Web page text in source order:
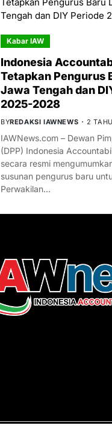
Kabar IAW
Indonesia
Tetapkan Pengurus
Jawa Tengah dan
2025-2028
BYREDAKSI IAWNEWS 2
IAWNews.com – Dewan
(DPP) Indonesia
secara resmi
susunan pengurus baru
Perwakilan…